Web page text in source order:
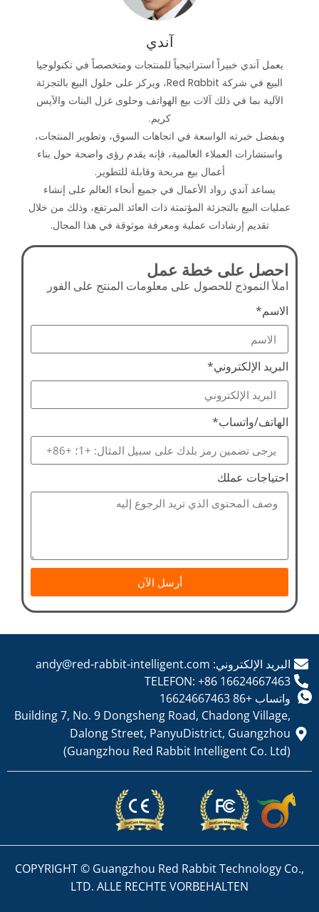
آندي
يعمل آندي خبيراً استراتيجياً للمنتجات ومتخصصاً في تكنولوجيا
البيع في شركة Red Rabbit، ويركز على حلول البيع بالتجزئة
الآلية بما في ذلك آلات بيع الهواتف وحلوى غزل البنات والآيس
كريم.
وبفضل خبرته الواسعة في اتجاهات السوق، وتطوير المنتجات،
واستشارات العملاء العالمية، فإنه يقدم رؤى واضحة حول بناء
أعمال بيع مربحة وقابلة للتطوير.
يساعد آندي رواد الأعمال في جميع أنحاء العالم على إنشاء
عمليات البيع بالتجزئة المؤتمتة ذات العائد المرتفع، وذلك من خلال
تقديم إرشادات عملية ومعرفة موثوقة في هذا المجال.
احصل على خطة عمل
املأ النموذج للحصول على معلومات المنتج على الفور
الاسم*
البريد الإلكتروني*
الهاتف/واتساب*
احتياجات عملك
أرسل الآن
البريد الإلكتروني: andy@red-rabbit-intelligent.com
TELEFON: +86 16624667463
واتساب +86 16624667463
Building 7, No. 9 Dongsheng Road, Chadong Village,
Dalong Street, PanyuDistrict, Guangzhou
(Guangzhou Red Rabbit Intelligent Co. Ltd)
COPYRIGHT © Guangzhou Red Rabbit Technology Co.,
LTD. ALLE RECHTE VORBEHALTEN